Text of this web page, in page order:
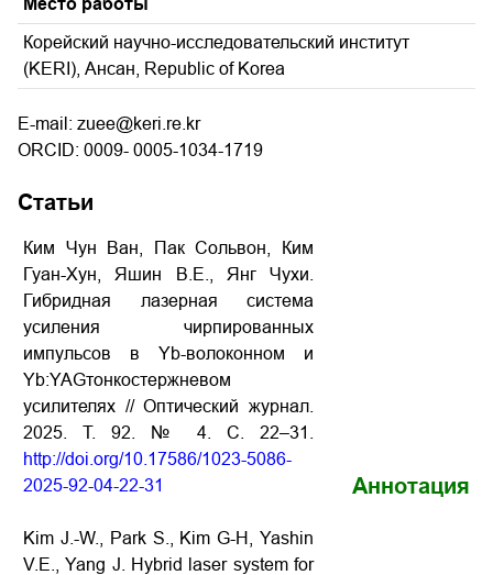
Место работы
Корейский научно-исследовательский институт
(KERI), Ансан, Republic of Korea
E-mail: zuee@keri.re.kr
ORCID: 0009- 0005-1034-1719
Статьи
Ким Чун Ван, Пак Сольвон, Ким
Гуан-Хун, Яшин В.Е., Янг Чухи.
Гибридная лазерная система
усиления чирпированных
импульсов в Yb-волоконном и
Yb:YAGтонкостержневом
усилителях // Оптический журнал.
2025. Т. 92. № 4. С. 22–31.
http://doi.org/10.17586/1023-5086-
2025-92-04-22-31
Kim J.-W., Park S., Kim G-H, Yashin
V.E., Yang J. Hybrid laser system for
Аннотация